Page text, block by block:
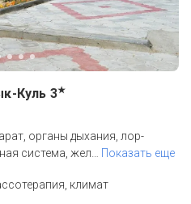
Куль 3★
органы дыхания, лор-
система, жел
Показать еще
климат